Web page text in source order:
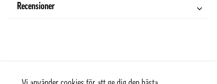
Recensioner